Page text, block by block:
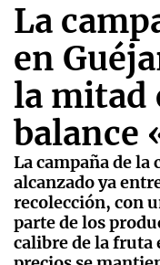
La
en
la mitad
balance
La campaña de la
alcanzado ya
recolección, con
parte de los
calibre de la fruta